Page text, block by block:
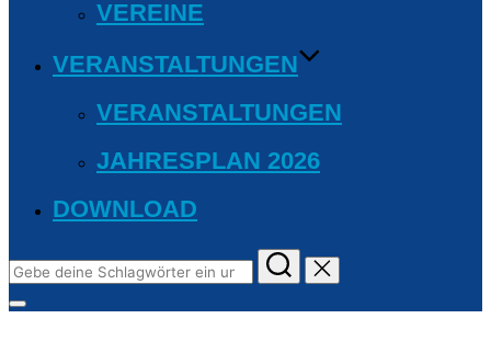
VEREINE
VERANSTALTUNGEN
VERANSTALTUNGEN
JAHRESPLAN 2026
DOWNLOAD
Suchen
nach:
Seitenleiste